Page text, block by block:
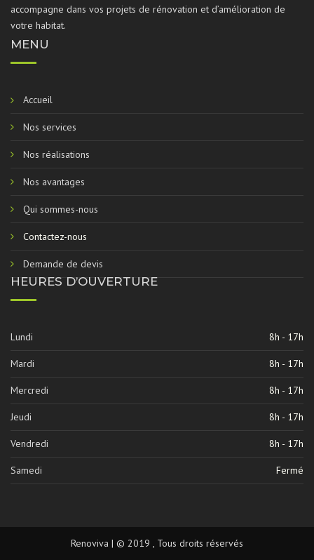
accompagne dans vos projets de rénovation et d’amélioration de
votre habitat.
MENU
Accueil
Nos services
Nos réalisations
Nos avantages
Qui sommes-nous
Contactez-nous
Demande de devis
HEURES D’OUVERTURE
Lundi 8h - 17h
Mardi 8h - 17h
Mercredi 8h - 17h
Jeudi 8h - 17h
Vendredi 8h - 17h
Samedi Fermé
Renoviva | © 2019 , Tous droits réservés